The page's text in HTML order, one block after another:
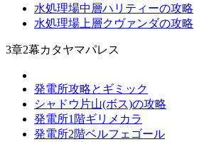
水処理場中層ハリティーの攻略
水処理場上層クヴァンダの攻略
3章2幕カタヤマパレス
発電所攻略とギミック
シャドウ片山(ボス)の攻略
発電所1階ギリメカラ
発電所2階ベルフェゴール